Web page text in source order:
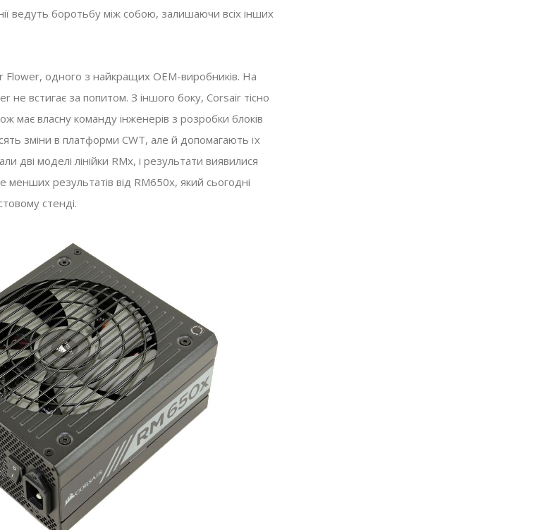
ведуть боротьбу між собою, залишаючи всіх інших
Flower, одного з найкращих OEM-виробників. На
встигає за попитом. З іншого боку, Corsair тісно
має власну команду інженерів з розробки блоків
зміни в платформи CWT, але й допомагають їх
дві моделі лінійки RMx, і результати виявилися
результатів від RM650x, який сьогодні
стенді.